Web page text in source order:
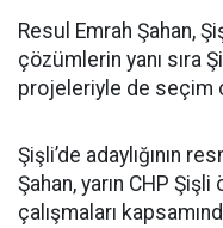
Resul Emrah Şahan,
çözümlerin yanı sıra
projeleriyle de seçim
Şişli’de adaylığının
Şahan, yarın CHP
çalışmaları